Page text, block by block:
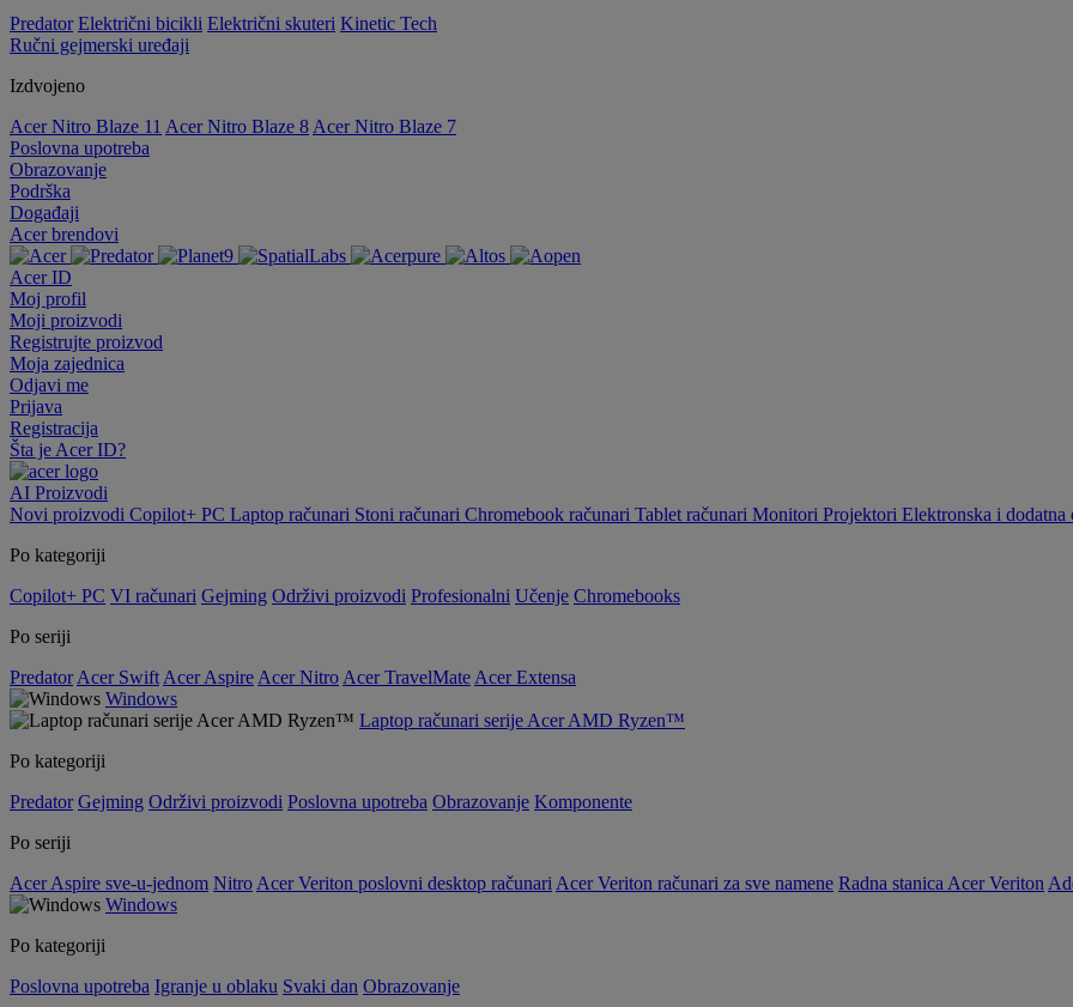
Predator Električni bicikli Električni skuteri Kinetic Tech
Ručni gejmerski uređaji
Izdvojeno
Acer Nitro Blaze 11 Acer Nitro Blaze 8 Acer Nitro Blaze 7
Poslovna upotreba
Obrazovanje
Podrška
Događaji
Acer brendovi
Acer ID
Moj profil
Moji proizvodi
Registrujte proizvod
Moja zajednica
Odjavi me
Prijava
Registracija
Šta je Acer ID?
AI Proizvodi
Novi proizvodi Copilot+ PC Laptop računari Stoni računari Chromebook računari Tablet računari Monitori Projektori Elektronska i dodatna
Po kategoriji
Copilot+ PC VI računari Gejming Održivi proizvodi Profesionalni Učenje Chromebooks
Po seriji
Predator Acer Swift Acer Aspire Acer Nitro Acer TravelMate Acer Extensa
Windows
Laptop računari serije Acer AMD Ryzen™
Po kategoriji
Predator Gejming Održivi proizvodi Poslovna upotreba Obrazovanje Komponente
Po seriji
Acer Aspire sve-u-jednom Nitro Acer Veriton poslovni desktop računari Acer Veriton računari za sve namene Radna stanica Acer Veriton
Windows
Po kategoriji
Poslovna upotreba Igranje u oblaku Svaki dan Obrazovanje